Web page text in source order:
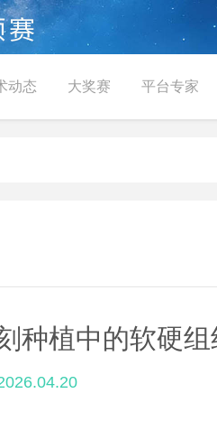
动态 大奖赛 平台专家
种植中的软硬组